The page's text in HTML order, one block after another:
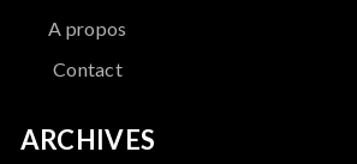
A propos
Contact
ARCHIVES